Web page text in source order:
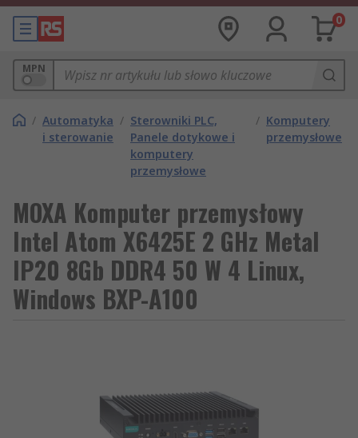
0
MPN
/ Automatyka
i sterowanie
/ Sterowniki PLC,
Panele dotykowe i
komputery
przemysłowe
/ Komputery
przemysłowe
MOXA Komputer przemysłowy
Intel Atom X6425E 2 GHz Metal
IP20 8Gb DDR4 50 W 4 Linux,
Windows BXP-A100